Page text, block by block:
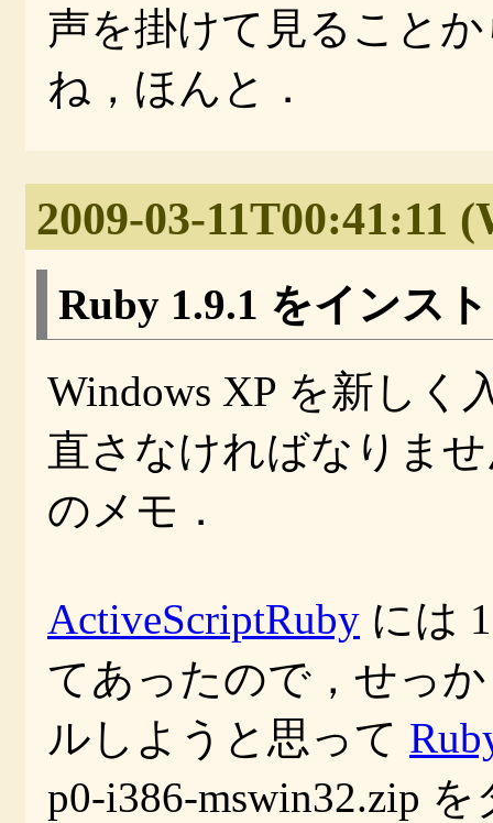
声を掛けて見ること
ね，ほんと．
2009-03-11T00:41:11
Ruby 1.9.1 をインス
Windows XP を新しく
直さなければなりま
のメモ．
ActiveScriptRuby には
てあったので，せっ
ルしようと思って
p0-i386-mswin32.zip